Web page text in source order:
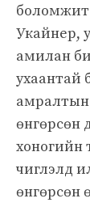
боломжит
Укайнер,
амилан
ухаантай
амралтын
өнгөрсөн
хоногийн
чиглэлд
өнгөрсөн